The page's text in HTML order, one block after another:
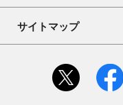
サイトマップ